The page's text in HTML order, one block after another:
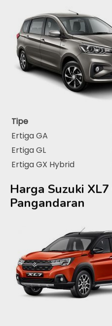
Tipe
Ertiga GA
Ertiga GL
Ertiga GX Hybrid
Harga Suzuki XL7
Pangandaran